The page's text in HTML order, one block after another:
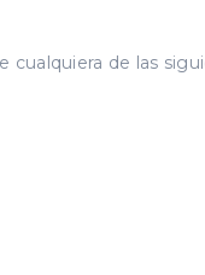
cualquiera de las